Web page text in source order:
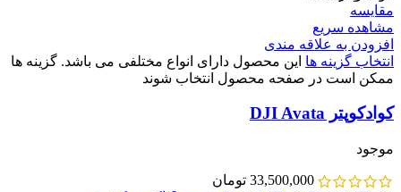
مقایسه
مشاهده سریع
افزودن به علاقه مندی
انتخاب گزینه ها این محصول دارای انواع مختلفی می باشد. گزینه ها
ممکن است در صفحه محصول انتخاب شوند
کوادکوپتر DJI Avata
موجود
33,500,000 تومان